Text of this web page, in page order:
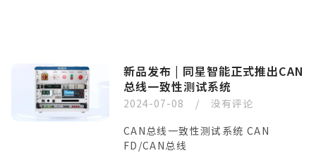
新品发布 | 同星智能正式推出CAN
总线一致性测试系统
2024-07-08
没有评论
CAN总线一致性测试系统 CAN
FD/CAN总线